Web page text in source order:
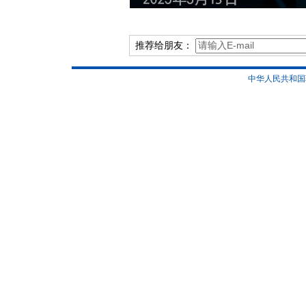
推荐给朋友：
中华人民共和